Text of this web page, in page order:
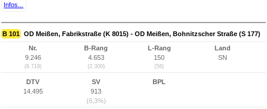
Infos...
B 101 OD Meißen, Fabrikstraße (K 8015) - OD Meißen, Bohnitzscher Straße (S 177)
Nr.
9.246
(8.719)
B-Rang
4.653
(2.300)
L-Rang
150
(58)
Land
SN
DTV
14.495
SV
913
(6,3%)
BPL